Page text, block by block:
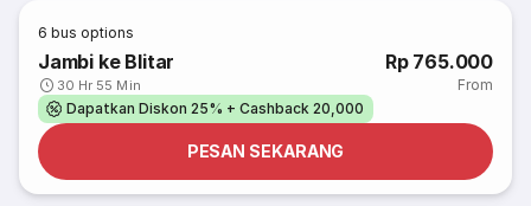
6 bus options
Jambi ke Blitar
30 Hr 55 Min
Rp 765.000
From
Dapatkan Diskon 25% + Cashback 20,000
PESAN SEKARANG